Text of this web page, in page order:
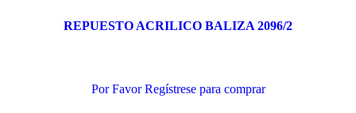
REPUESTO ACRILICO BALIZA 2096/2
Por Favor Regístrese para comprar